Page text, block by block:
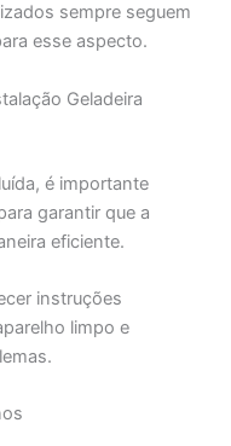
sempre seguem
esse aspecto.
Geladeira
é importante
garantir que a
eficiente.
instruções
limpo e